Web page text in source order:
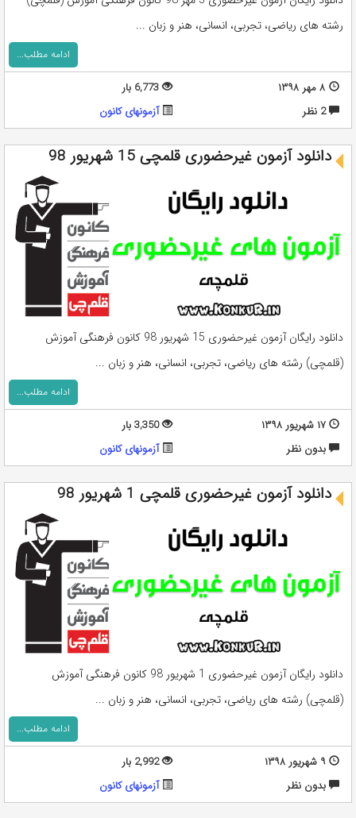
رشته های ریاضی، تجربی، انسانی، هنر و زبان ...
ادامه مطلب...
۸ مهر ۱۳۹۸
6,773 بار
2 نظر
آزمونهای کانون
دانلود آزمون غیرحضوری قلمچی 15 شهریور 98
دانلود رایگان آزمون غیرحضوری 15 شهریور 98 کانون فرهنگی آموزش
(قلمچی) رشته های ریاضی، تجربی، انسانی، هنر و زبان ...
ادامه مطلب...
۱۷ شهریور ۱۳۹۸
3,350 بار
بدون نظر
آزمونهای کانون
دانلود آزمون غیرحضوری قلمچی 1 شهریور 98
دانلود رایگان آزمون غیرحضوری 1 شهریور 98 کانون فرهنگی آموزش
(قلمچی) رشته های ریاضی، تجربی، انسانی، هنر و زبان ...
ادامه مطلب...
۹ شهریور ۱۳۹۸
2,992 بار
بدون نظر
آزمونهای کانون